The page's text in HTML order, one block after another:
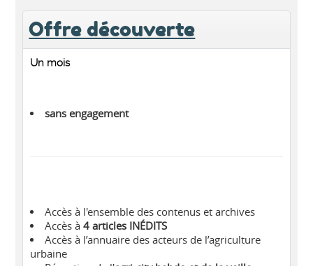
Offre découverte
Un mois
sans engagement
Accès à l'ensemble des contenus et archives
Accès à 4 articles INÉDITS
Accès à l’annuaire des acteurs de l’agriculture
urbaine